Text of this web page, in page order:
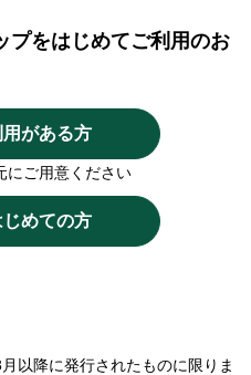
プをはじめてご利用のお
がある方
ご用意ください
めての方
以降に発行されたものに限りま